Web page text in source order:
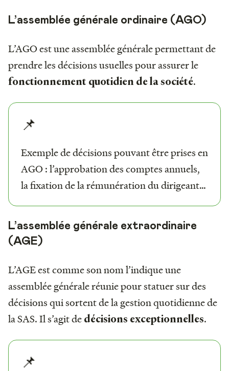
L’assemblée générale ordinaire (AGO)
L’AGO est une assemblée générale permettant de
prendre les décisions usuelles pour assurer le
fonctionnement quotidien de la société.
📌
Exemple de décisions pouvant être prises en
AGO : l’approbation des comptes annuels,
la fixation de la rémunération du dirigeant…
L’assemblée générale extraordinaire
(AGE)
L’AGE est comme son nom l’indique une
assemblée générale réunie pour statuer sur des
décisions qui sortent de la gestion quotidienne de
la SAS. Il s’agit de décisions exceptionnelles.
📌